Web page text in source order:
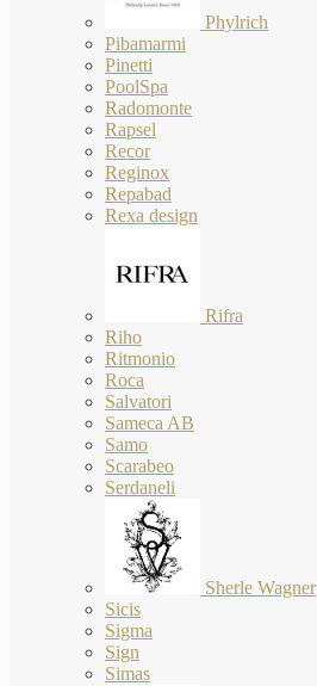
Phylrich
Pibamarmi
Pinetti
PoolSpa
Radomonte
Rapsel
Recor
Reginox
Repabad
Rexa design
Rifra
Riho
Ritmonio
Roca
Salvatori
Sameca AB
Samo
Scarabeo
Serdaneli
Sherle Wagner
Sicis
Sigma
Sign
Simas